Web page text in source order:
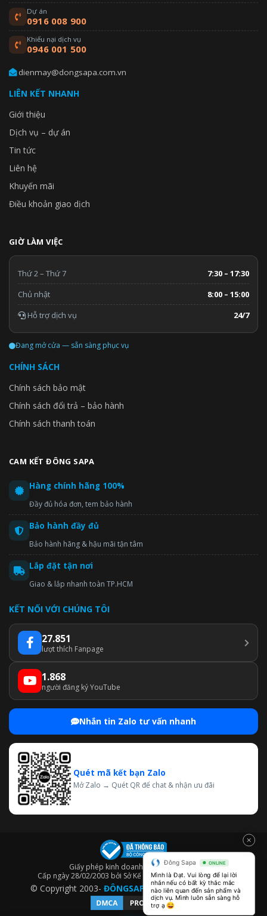
Dự án
0916 008 900
Khiếu nại dịch vụ
0946 001 500
dienmay@dongsapa.com.vn
LIÊN KẾT NHANH
Giới thiệu
Dịch vụ – dự án
Tin tức
Liên hệ
Khuyến mãi
Điều khoản giao dịch
GIỜ LÀM VIỆC
Thứ 2 – Thứ 7
7:30 – 17:30
Chủ nhật
8:00 – 15:00
Hỗ trợ dịch vụ
24/7
Đang mở cửa — sẵn sàng phục vụ
CHÍNH SÁCH
Chính sách bảo mật
Chính sách đổi trả – bảo hành
Chính sách thanh toán
CAM KẾT ĐÔNG SAPA
Hàng chính hãng 100%
Đầy đủ hóa đơn, tem bảo hành
Bảo hành đầy đủ
Bảo hành hãng & hậu mãi tận tâm
Lắp đặt tận nơi
Giao & lắp nhanh toàn TP.HCM
KẾT NỐI VỚI CHÚNG TÔI
27.851
lượt thích Fanpage
1.868
người đăng ký YouTube
Nhắn tin Zalo tư vấn nhanh
Quét mã kết bạn Zalo
Mở Zalo → Quét QR để chat & nhận ưu đãi
Giấy phép kinh doanh số: 0302862471
Cấp ngày 28/02/2003 bởi Sở Kế hoạch và Đầu Tư TP.HCM.
© Copyright 2003- ĐÔNGSAPA – Thiết kế bởiWebico
Đông Sapa ONLINE
Mình là Đạt. Vui lòng để lại lời
nhắn nếu có bất kỳ thắc mắc
nào liên quan đến sản phẩm và
dịch vụ. Mình luôn sẵn sàng hỗ
trợ ạ